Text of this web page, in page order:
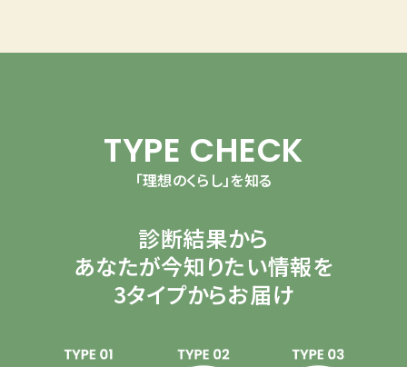
TYPE CHECK
「理想のくらし」を知る
診断結果から
あなたが今知りたい情報を
3タイプからお届け